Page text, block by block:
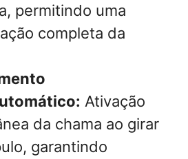
permitindo uma
completa da
Ativação
da chama ao girar
garantindo